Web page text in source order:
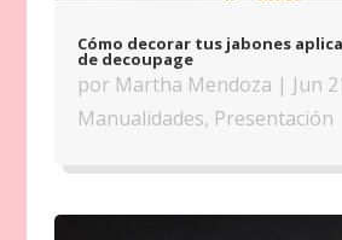
Cómo decorar tus jabones
de decoupage
por Martha Mendoza | Jun
Manualidades, Presentación